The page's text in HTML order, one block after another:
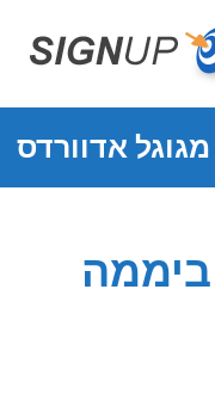
ביממה